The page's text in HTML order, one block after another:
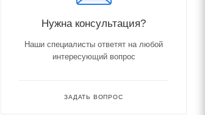
Нужна консультация?
Наши специалисты ответят на любой
интересующий вопрос
ЗАДАТЬ ВОПРОС